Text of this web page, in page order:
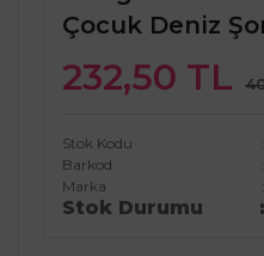
Çocuk Deniz
232,50 TL
Stok Kodu
Barkod
Marka
Stok Durumu